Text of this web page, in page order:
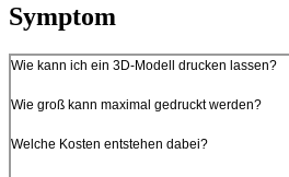
Symptom